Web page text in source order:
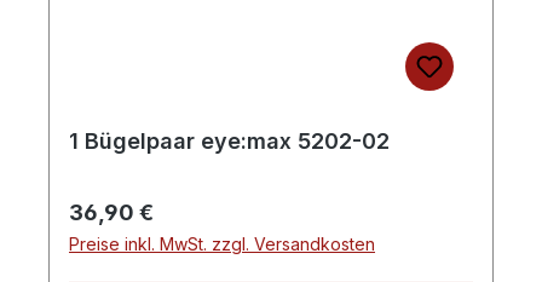
1 Bügelpaar eye:max 5202-02
Regulärer Preis:
36,90 €
Preise inkl. MwSt. zzgl. Versandkosten